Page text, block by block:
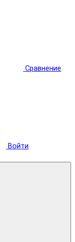
Сравнение
Войти